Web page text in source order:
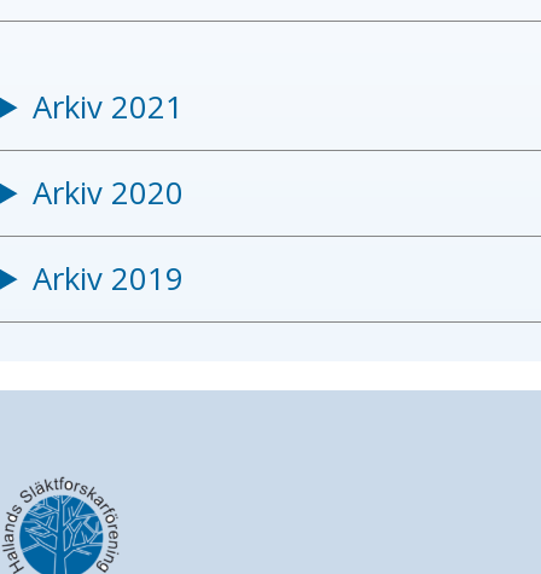
Arkiv 2021
Arkiv 2020
Arkiv 2019